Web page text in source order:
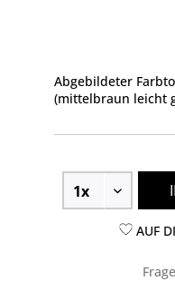
Abgebildeter
(mittelbraun leicht
AUF